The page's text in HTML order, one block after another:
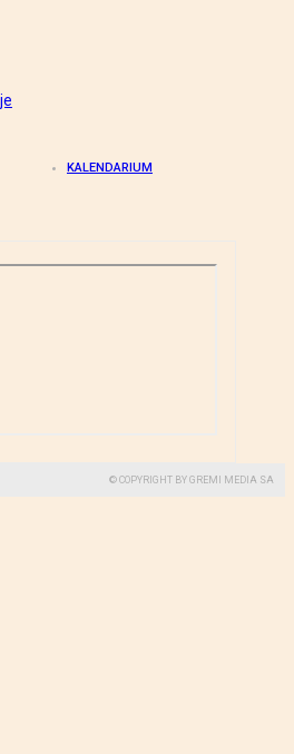
KALENDARIUM
© COPYRIGHT BY GREMI MEDIA SA